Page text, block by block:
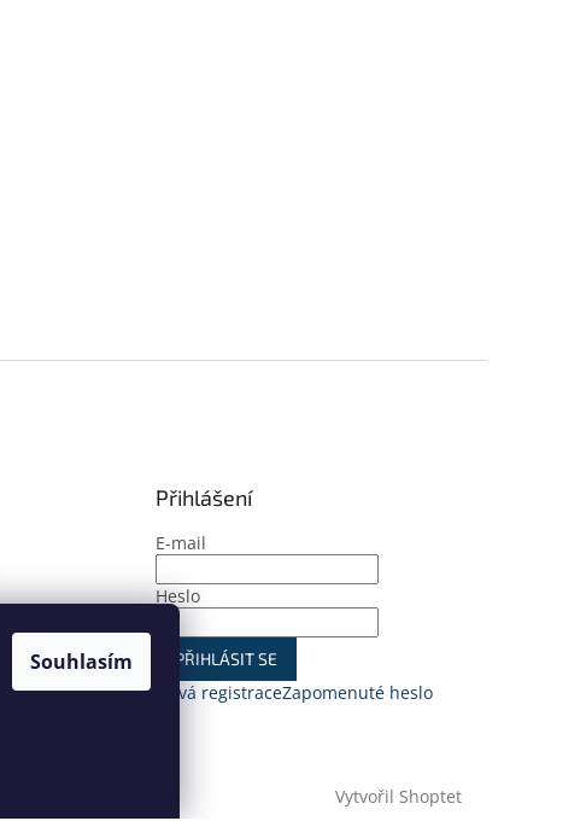
Souhlasím
Přihlášení
E-mail
Heslo
PŘIHLÁSIT SE
Nová registraceZapomenuté heslo
Vytvořil Shoptet